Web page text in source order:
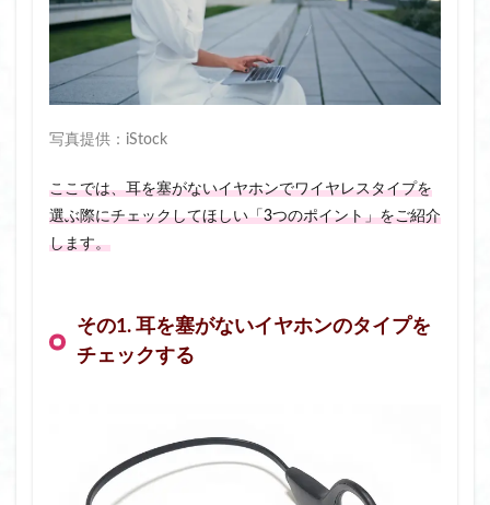
写真提供：iStock
ここでは、耳を塞がないイヤホンでワイヤレスタイプを
選ぶ際にチェックしてほしい「3つのポイント」をご紹介
します。
その1. 耳を塞がないイヤホンのタイプを
チェックする